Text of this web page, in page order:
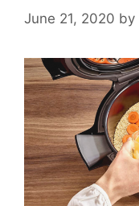
June 21, 2020 by